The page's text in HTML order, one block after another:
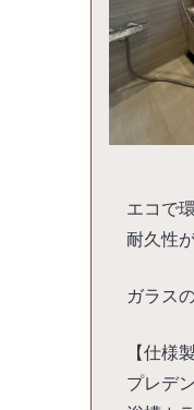
エコで
耐久性
ガラス
【仕様
プレデ